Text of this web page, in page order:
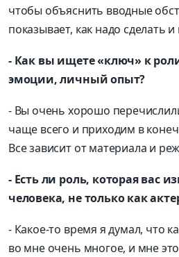
чтобы объяснить вводные
показывает, как надо сделать и
- Как вы ищете «ключ» к
эмоции, личный опыт?
- Вы очень хорошо
чаще всего и приходим в
Все зависит от материала и
- Есть ли роль, которая вас
человека, не только как
- Какое-то время я думал, что
во мне очень многое, и мне